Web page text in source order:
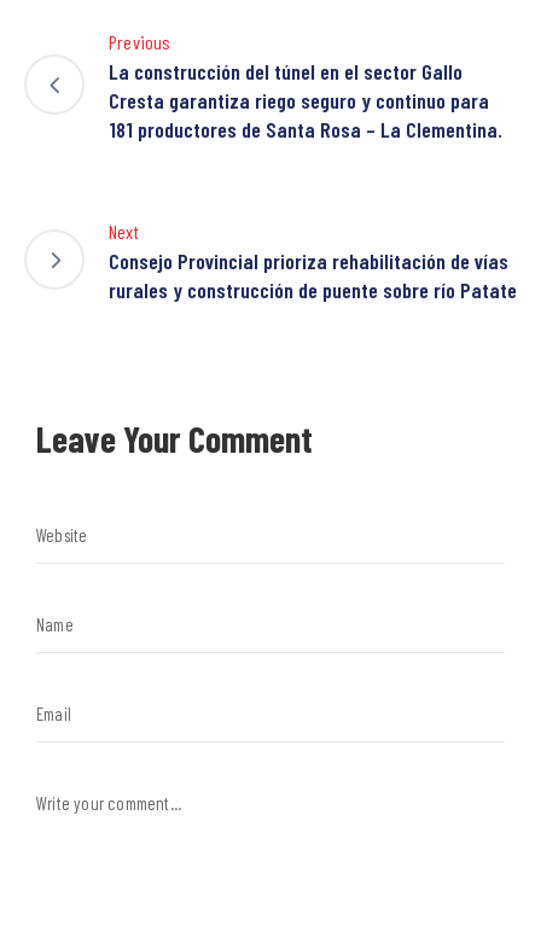
Previous
La construcción del túnel en el sector Gallo
Cresta garantiza riego seguro y continuo para
181 productores de Santa Rosa – La Clementina.
Next
Consejo Provincial prioriza rehabilitación de vías
rurales y construcción de puente sobre río Patate
Leave Your Comment